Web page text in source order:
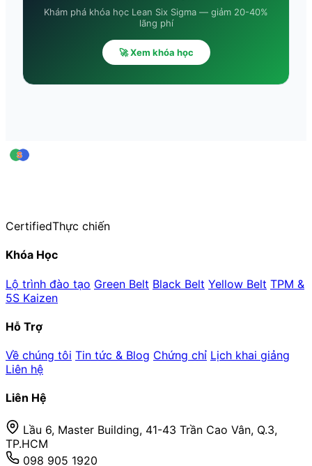
Khám phá khóa học Lean Six Sigma — giảm 20-40%
lãng phí
🚀 Xem khóa học
CertifiedThực chiến
Khóa Học
Lộ trình đào tạo Green Belt Black Belt Yellow Belt TPM &
5S Kaizen
Hỗ Trợ
Về chúng tôi Tin tức & Blog Chứng chỉ Lịch khai giảng
Liên hệ
Liên Hệ
Lầu 6, Master Building, 41-43 Trần Cao Vân, Q.3,
TP.HCM
098 905 1920